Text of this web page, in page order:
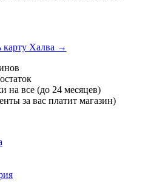
Халва →
на все (до 24 месяцев)
за вас платит магазин)